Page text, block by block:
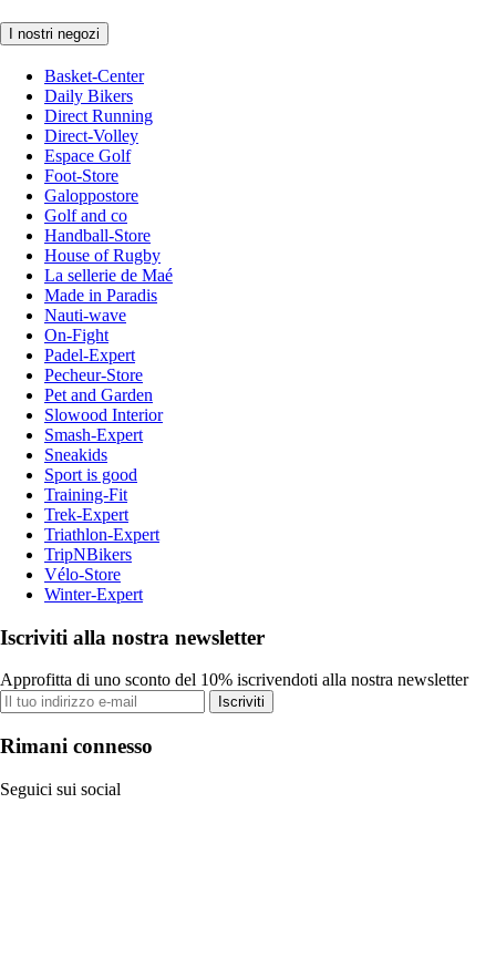
I nostri negozi
Basket-Center
Daily Bikers
Direct Running
Direct-Volley
Espace Golf
Foot-Store
Galoppostore
Golf and co
Handball-Store
House of Rugby
La sellerie de Maé
Made in Paradis
Nauti-wave
On-Fight
Padel-Expert
Pecheur-Store
Pet and Garden
Slowood Interior
Smash-Expert
Sneakids
Sport is good
Training-Fit
Trek-Expert
Triathlon-Expert
TripNBikers
Vélo-Store
Winter-Expert
Iscriviti alla nostra newsletter
Approfitta di uno sconto del 10% iscrivendoti alla nostra newsletter
Iscriviti
Rimani connesso
Seguici sui social